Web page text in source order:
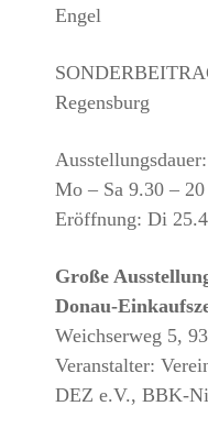
Engel
Regensburg
Mo – Sa 9.30 –
Eröffnung: Di
Große
Donau-
Weichserweg 5,
Veranstalter:
DEZ e.V., BBK-